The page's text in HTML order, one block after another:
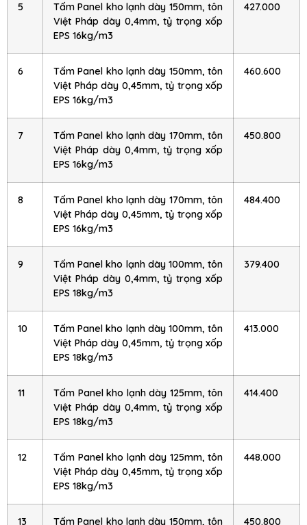
5
Tấm Panel kho lạnh dày 150mm, tôn
Việt Pháp dày 0,4mm, tỷ trọng xốp
EPS 16kg/m3
427.000
6
Tấm Panel kho lạnh dày 150mm, tôn
Việt Pháp dày 0,45mm, tỷ trọng xốp
EPS 16kg/m3
460.600
7
Tấm Panel kho lạnh dày 170mm, tôn
Việt Pháp dày 0,4mm, tỷ trọng xốp
EPS 16kg/m3
450.800
8
Tấm Panel kho lạnh dày 170mm, tôn
Việt Pháp dày 0,45mm, tỷ trọng xốp
EPS 16kg/m3
484.400
9
Tấm Panel kho lạnh dày 100mm, tôn
Việt Pháp dày 0,4mm, tỷ trọng xốp
EPS 18kg/m3
379.400
10
Tấm Panel kho lạnh dày 100mm, tôn
Việt Pháp dày 0,45mm, tỷ trọng xốp
EPS 18kg/m3
413.000
11
Tấm Panel kho lạnh dày 125mm, tôn
Việt Pháp dày 0,4mm, tỷ trọng xốp
EPS 18kg/m3
414.400
12
Tấm Panel kho lạnh dày 125mm, tôn
Việt Pháp dày 0,45mm, tỷ trọng xốp
EPS 18kg/m3
448.000
13
Tấm Panel kho lạnh dày 150mm, tôn
450.800